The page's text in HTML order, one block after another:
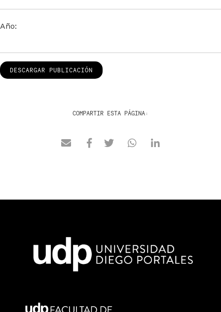
Año:
DESCARGAR PUBLICACIÓN
COMPARTIR ESTA PÁGINA: